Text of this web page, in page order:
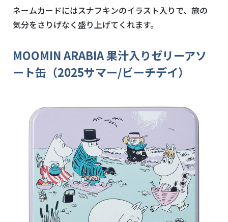
ネームカードにはスナフキンのイラスト入りで、旅の
気分をさりげなく盛り上げてくれます。
MOOMIN ARABIA 果汁入りゼリーアソ
ート缶（2025サマー/ビーチデイ）